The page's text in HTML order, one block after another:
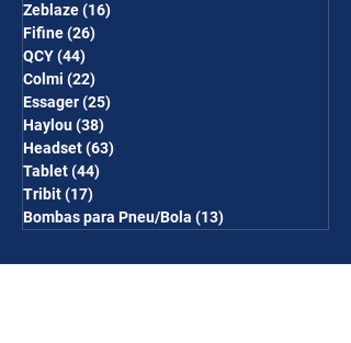
Zeblaze(16)
Fifine(26)
QCY(44)
Colmi (22)
Essager(25)
Haylou(38)
Headset(63)
Tablet(44)
Tribit(17)
Bombas para Pneu/Bola (13)